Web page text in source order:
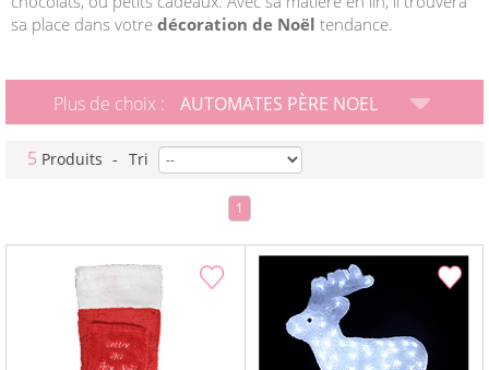
sa place dans votre décoration de Noël tendance.
Plus de choix : AUTOMATES PÈRE NOEL
5 Produits - Tri
1